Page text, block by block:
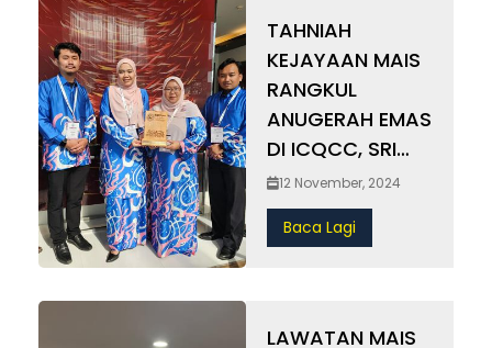
Heading Text Here
TAHNIAH
KEJAYAAN MAIS
RANGKUL
ANUGERAH EMAS
DI ICQCC, SRI
LANKA
12 November, 2024
Baca Lagi
LAWATAN MAIS